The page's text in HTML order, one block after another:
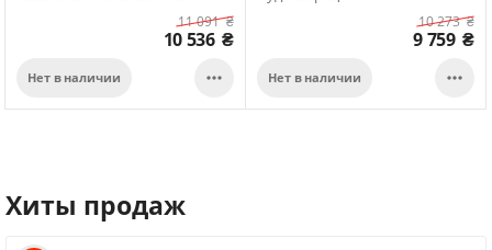
11 091₴
10 536 ₴
Нет в наличии 
10 273₴
9 759 ₴
Нет в наличии 
Хиты продаж